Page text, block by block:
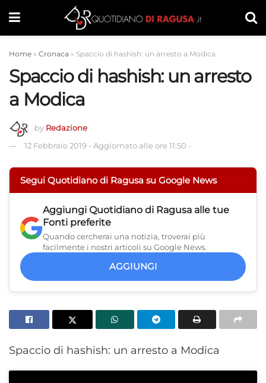
Home » Cronaca » Spaccio di hashish: un arresto a Modica
Spaccio di hashish: un arresto
a Modica
by Redazione
12 Febbraio 2019 - Aggiornato alle ore 11:50 -
Segui Quotidiano di Ragusa su Google News
Aggiungi Quotidiano di Ragusa alle tue
Fonti preferite
Quando cercherai una notizia, troverai più
facilmente i nostri articoli su Google News.
AGGIUNGI
Spaccio di hashish: un arresto a Modica